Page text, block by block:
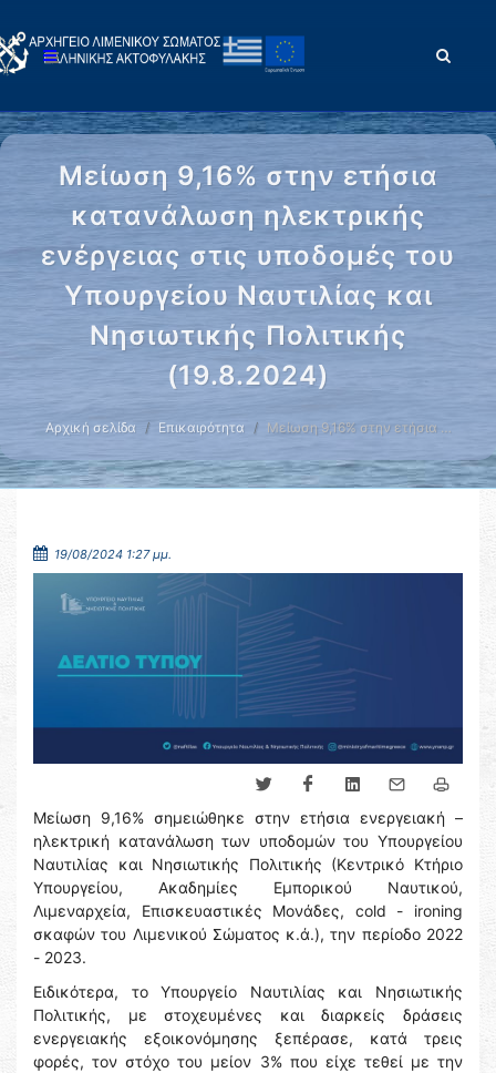
Μείωση 9,16% στην ετήσια
κατανάλωση ηλεκτρικής
ενέργειας στις υποδομές του
Υπουργείου Ναυτιλίας και
Νησιωτικής Πολιτικής
(19.8.2024)
Αρχική σελίδα Επικαιρότητα Μείωση 9,16% στην ετήσια …
19/08/2024 1:27 μμ.
Μείωση 9,16% σημειώθηκε στην ετήσια ενεργειακή –
ηλεκτρική κατανάλωση των υποδομών του Υπουργείου
Ναυτιλίας και Νησιωτικής Πολιτικής (Κεντρικό Κτήριο
Υπουργείου, Ακαδημίες Εμπορικού Ναυτικού,
Λιμεναρχεία, Επισκευαστικές Μονάδες, cold - ironing
σκαφών του Λιμενικού Σώματος κ.ά.), την περίοδο 2022
- 2023.
Ειδικότερα, το Υπουργείο Ναυτιλίας και Νησιωτικής
Πολιτικής, με στοχευμένες και διαρκείς δράσεις
ενεργειακής εξοικονόμησης ξεπέρασε, κατά τρεις
φορές, τον στόχο του μείον 3% που είχε τεθεί με την